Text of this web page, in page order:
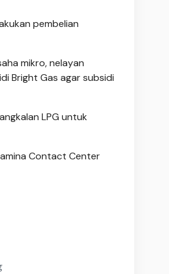
pembelian
mikro, nelayan
Bright Gas agar subsidi
LPG untuk
Contact Center